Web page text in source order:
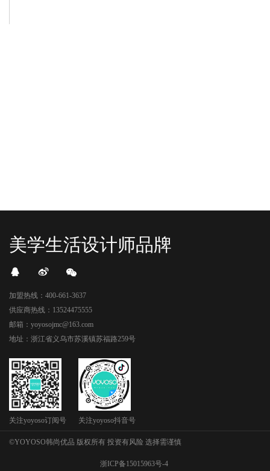
美学生活设计师品牌
加盟热线：400-661-3637
供应商热线：13524475555
邮箱：yoyosojmc@163.com
地址：浙江省义乌市苏溪镇苏福路259号
关注yoyoso订阅号 关注yoyoso抖音号
©YOYOSO韩尚优品 版权所有 投资有风险 选择需谨慎
浙ICP备15015963号-4